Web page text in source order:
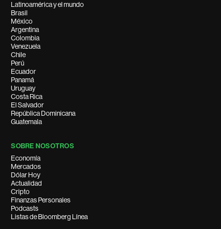
Latinoamérica y el mundo
Brasil
México
Argentina
Colombia
Venezuela
Chile
Perú
Ecuador
Panamá
Uruguay
Costa Rica
El Salvador
República Dominicana
Guatemala
SOBRE NOSOTROS
Economía
Mercados
Dólar Hoy
Actualidad
Cripto
Finanzas Personales
Podcasts
Listas de Bloomberg Línea